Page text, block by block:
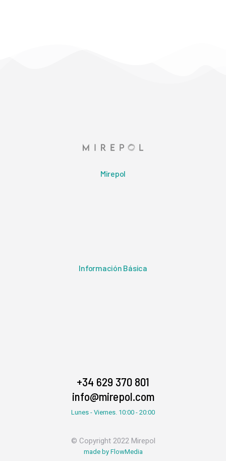
Mirepol
Información Básica
+34 629 370 801
info@mirepol.com
Lunes - Viernes. 10:00 - 20:00
© Copyright 2022 Mirepol
made by FlowMedia